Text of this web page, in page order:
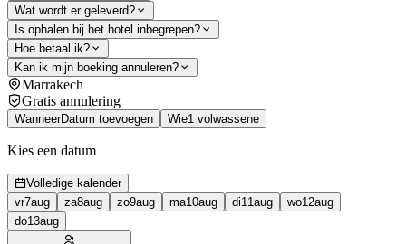
Wat wordt er geleverd?
Is ophalen bij het hotel inbegrepen?
Hoe betaal ik?
Kan ik mijn boeking annuleren?
Marrakech
Gratis annulering
WanneerDatum toevoegen Wie1 volwassene
Kies een datum
Volledige kalender
vr7aug za8aug zo9aug ma10aug di11 aug wo12aug
do13aug